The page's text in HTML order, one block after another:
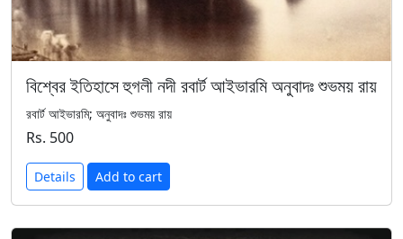
বিশ্বের ইতিহাসে হুগলী নদী রবার্ট আইভারমি অনুবাদঃ শুভময় রায়
রবার্ট আইভারমি; অনুবাদঃ শুভময় রায়
Rs. 500
Details Add to cart